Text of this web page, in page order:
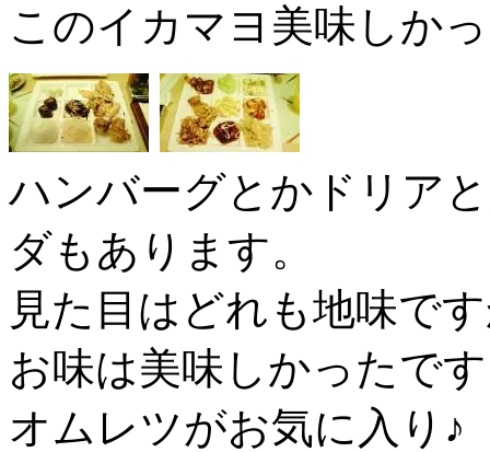
このイカマヨ美味しか
ハンバーグとかドリア
ダもあります。
見た目はどれも地味で
お味は美味しかったで
オムレツがお気に入り♪